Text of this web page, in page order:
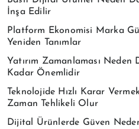
İnşa Edilir
Platform Ekonomisi Marka
Yeniden Tanımlar
Yatırım Zamanlaması Neden
Kadar Önemlidir
Teknolojide Hızlı Karar
Zaman Tehlikeli Olur
Dijital Ürünlerde Güven